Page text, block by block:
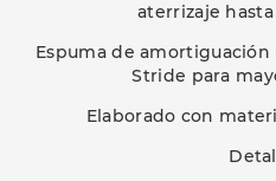
aterrizaje
Espuma de
Stride para
Elaborado con